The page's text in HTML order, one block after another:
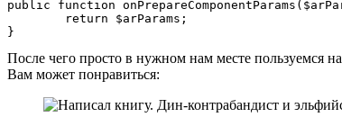
public function
}
После чего просто в нужном нам месте пользуемся
Вам может понравиться: